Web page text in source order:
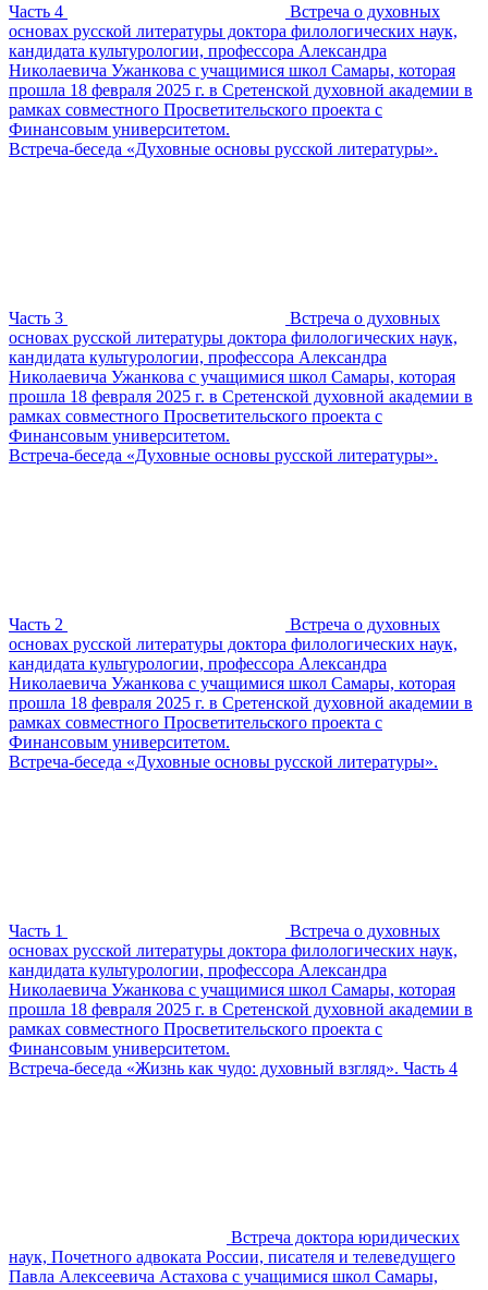
Часть 4
Встреча о духовных
основах русской литературы доктора филологических наук,
кандидата культурологии, профессора Александра
Николаевича Ужанкова с учащимися школ Самары, которая
прошла 18 февраля 2025 г. в Сретенской духовной академии в
рамках совместного Просветительского проекта с
Финансовым университетом.
Встреча-беседа «Духовные основы русской литературы».
Часть 3
Встреча о духовных
основах русской литературы доктора филологических наук,
кандидата культурологии, профессора Александра
Николаевича Ужанкова с учащимися школ Самары, которая
прошла 18 февраля 2025 г. в Сретенской духовной академии в
рамках совместного Просветительского проекта с
Финансовым университетом.
Встреча-беседа «Духовные основы русской литературы».
Часть 2
Встреча о духовных
основах русской литературы доктора филологических наук,
кандидата культурологии, профессора Александра
Николаевича Ужанкова с учащимися школ Самары, которая
прошла 18 февраля 2025 г. в Сретенской духовной академии в
рамках совместного Просветительского проекта с
Финансовым университетом.
Встреча-беседа «Духовные основы русской литературы».
Часть 1
Встреча о духовных
основах русской литературы доктора филологических наук,
кандидата культурологии, профессора Александра
Николаевича Ужанкова с учащимися школ Самары, которая
прошла 18 февраля 2025 г. в Сретенской духовной академии в
рамках совместного Просветительского проекта с
Финансовым университетом.
Встреча-беседа «Жизнь как чудо: духовный взгляд». Часть 4
Встреча доктора юридических
наук, Почетного адвоката России, писателя и телеведущего
Павла Алексеевича Астахова с учащимися школ Самары,